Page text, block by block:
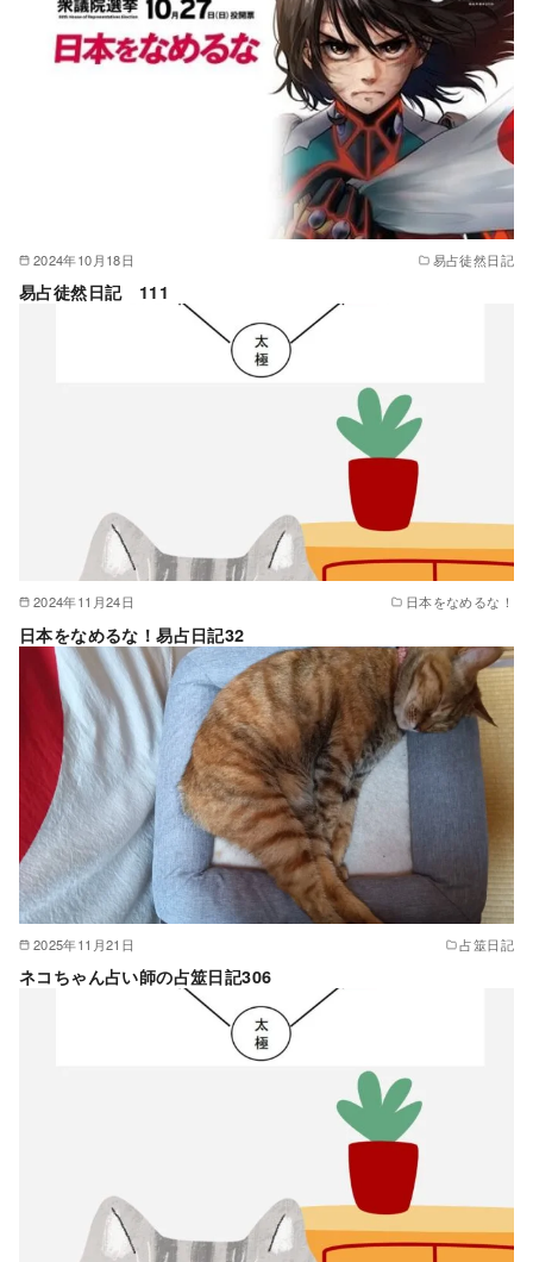
2024年10月18日 易占徒然日記
易占徒然日記 111
2024年11月24日 日本をなめるな！
日本をなめるな！易占日記32
2025年11月21日 占筮日記
ネコちゃん占い師の占筮日記306